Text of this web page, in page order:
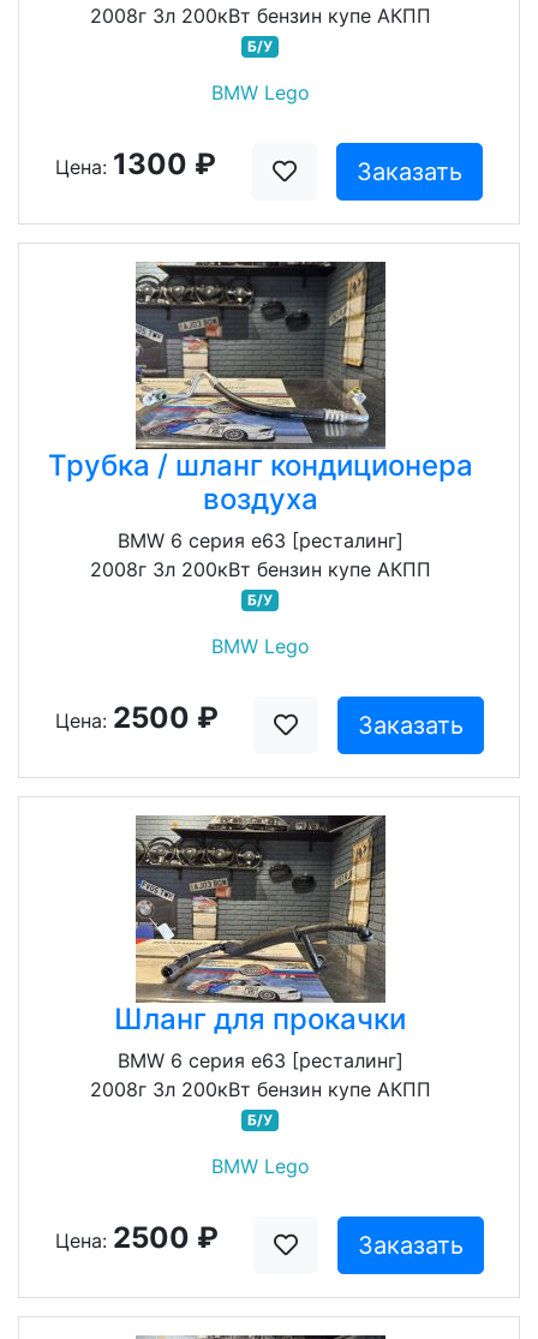
2008г 3л 200кВт бензин купе АКПП
Б/У
BMW Lego
Цена: 1300 ₽ Заказать
Трубка / шланг кондиционера
воздуха
BMW 6 серия e63 [ресталинг]
2008г 3л 200кВт бензин купе АКПП
Б/У
BMW Lego
Цена: 2500 ₽ Заказать
Шланг для прокачки
BMW 6 серия e63 [ресталинг]
2008г 3л 200кВт бензин купе АКПП
Б/У
BMW Lego
Цена: 2500 ₽ Заказать